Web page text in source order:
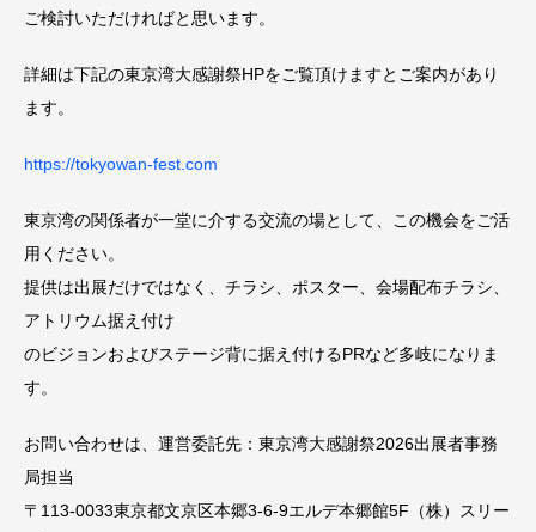
ご検討いただければと思います。
詳細は下記の東京湾大感謝祭HPをご覧頂けますとご案内があり
ます。
https://tokyowan-fest.com
東京湾の関係者が一堂に介する交流の場として、この機会をご活
用ください。
提供は出展だけではなく、チラシ、ポスター、会場配布チラシ、
アトリウム据え付け
のビジョンおよびステージ背に据え付けるPRなど多岐になりま
す。
お問い合わせは、運営委託先：東京湾大感謝祭2026出展者事務
局担当
〒113-0033東京都文京区本郷3-6-9エルデ本郷館5F（株）スリー